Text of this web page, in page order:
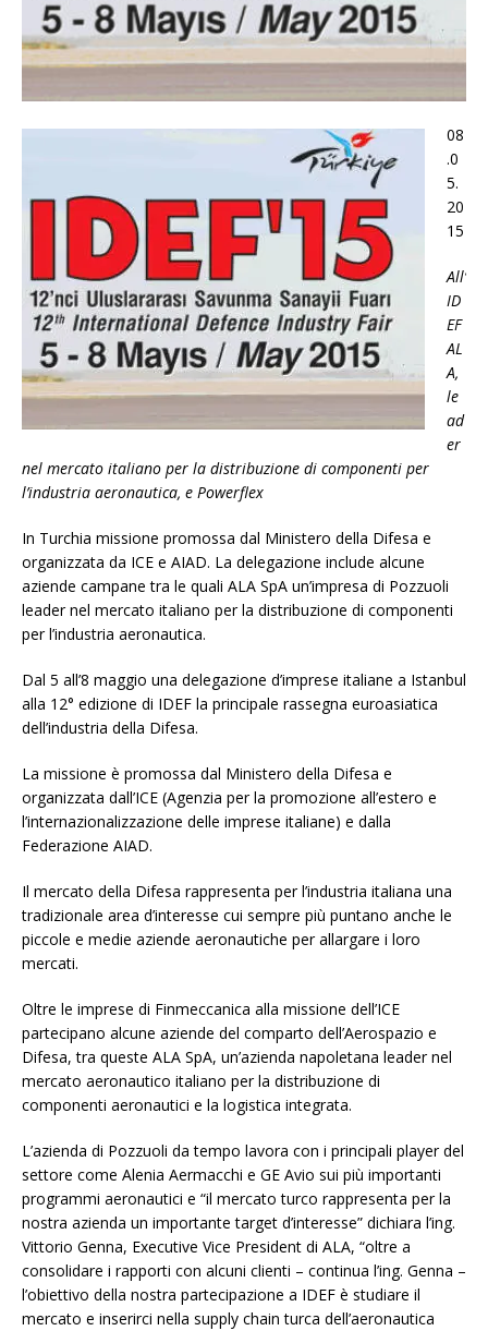
08
.0
5.
20
15
All’
ID
EF
AL
A,
le
ad
er
nel mercato italiano per la distribuzione di componenti per
l’industria aeronautica, e Powerflex
In Turchia missione promossa dal Ministero della Difesa e
organizzata da ICE e AIAD. La delegazione include alcune
aziende campane tra le quali ALA SpA un’impresa di Pozzuoli
leader nel mercato italiano per la distribuzione di componenti
per l’industria aeronautica.
Dal 5 all’8 maggio una delegazione d’imprese italiane a Istanbul
alla 12° edizione di IDEF la principale rassegna euroasiatica
dell’industria della Difesa.
La missione è promossa dal Ministero della Difesa e
organizzata dall’ICE (Agenzia per la promozione all’estero e
l’internazionalizzazione delle imprese italiane) e dalla
Federazione AIAD.
Il mercato della Difesa rappresenta per l’industria italiana una
tradizionale area d’interesse cui sempre più puntano anche le
piccole e medie aziende aeronautiche per allargare i loro
mercati.
Oltre le imprese di Finmeccanica alla missione dell’ICE
partecipano alcune aziende del comparto dell’Aerospazio e
Difesa, tra queste ALA SpA, un’azienda napoletana leader nel
mercato aeronautico italiano per la distribuzione di
componenti aeronautici e la logistica integrata.
L’azienda di Pozzuoli da tempo lavora con i principali player del
settore come Alenia Aermacchi e GE Avio sui più importanti
programmi aeronautici e “il mercato turco rappresenta per la
nostra azienda un importante target d’interesse” dichiara l’ing.
Vittorio Genna, Executive Vice President di ALA, “oltre a
consolidare i rapporti con alcuni clienti – continua l’ing. Genna –
l’obiettivo della nostra partecipazione a IDEF è studiare il
mercato e inserirci nella supply chain turca dell’aeronautica